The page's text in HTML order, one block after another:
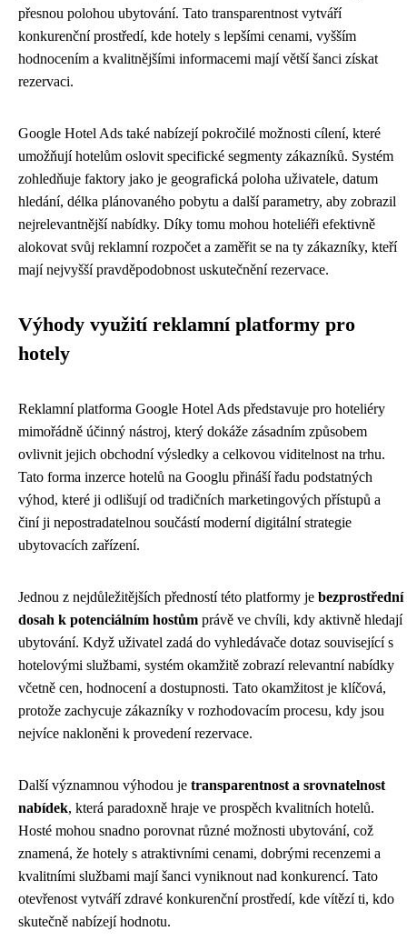
přesnou polohou ubytování. Tato transparentnost vytváří
konkurenční prostředí, kde hotely s lepšími cenami, vyšším
hodnocením a kvalitnějšími informacemi mají větší šanci získat
rezervaci.
Google Hotel Ads také nabízejí pokročilé možnosti cílení, které
umožňují hotelům oslovit specifické segmenty zákazníků. Systém
zohledňuje faktory jako je geografická poloha uživatele, datum
hledání, délka plánovaného pobytu a další parametry, aby zobrazil
nejrelevantnější nabídky. Díky tomu mohou hoteliéři efektivně
alokovat svůj reklamní rozpočet a zaměřit se na ty zákazníky, kteří
mají nejvyšší pravděpodobnost uskutečnění rezervace.
Výhody využití reklamní platformy pro
hotely
Reklamní platforma Google Hotel Ads představuje pro hoteliéry
mimořádně účinný nástroj, který dokáže zásadním způsobem
ovlivnit jejich obchodní výsledky a celkovou viditelnost na trhu.
Tato forma inzerce hotelů na Googlu přináší řadu podstatných
výhod, které ji odlišují od tradičních marketingových přístupů a
činí ji nepostradatelnou součástí moderní digitální strategie
ubytovacích zařízení.
Jednou z nejdůležitějších předností této platformy je bezprostřední
dosah k potenciálním hostům právě ve chvíli, kdy aktivně hledají
ubytování. Když uživatel zadá do vyhledávače dotaz související s
hotelovými službami, systém okamžitě zobrazí relevantní nabídky
včetně cen, hodnocení a dostupnosti. Tato okamžitost je klíčová,
protože zachycuje zákazníky v rozhodovacím procesu, kdy jsou
nejvíce nakloněni k provedení rezervace.
Další významnou výhodou je transparentnost a srovnatelnost
nabídek, která paradoxně hraje ve prospěch kvalitních hotelů.
Hosté mohou snadno porovnat různé možnosti ubytování, což
znamená, že hotely s atraktivními cenami, dobrými recenzemi a
kvalitními službami mají šanci vyniknout nad konkurencí. Tato
otevřenost vytváří zdravé konkurenční prostředí, kde vítězí ti, kdo
skutečně nabízejí hodnotu.